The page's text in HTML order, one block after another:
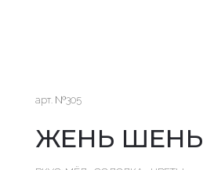
арт. №305
ЖЕНЬ